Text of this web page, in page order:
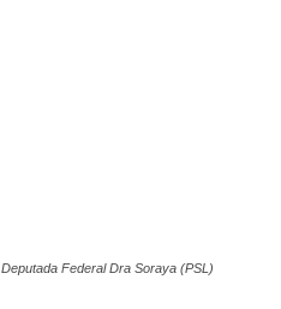
Deputada Federal Dra Soraya (PSL)